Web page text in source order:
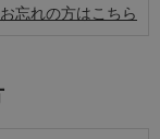
忘れの方はこちら